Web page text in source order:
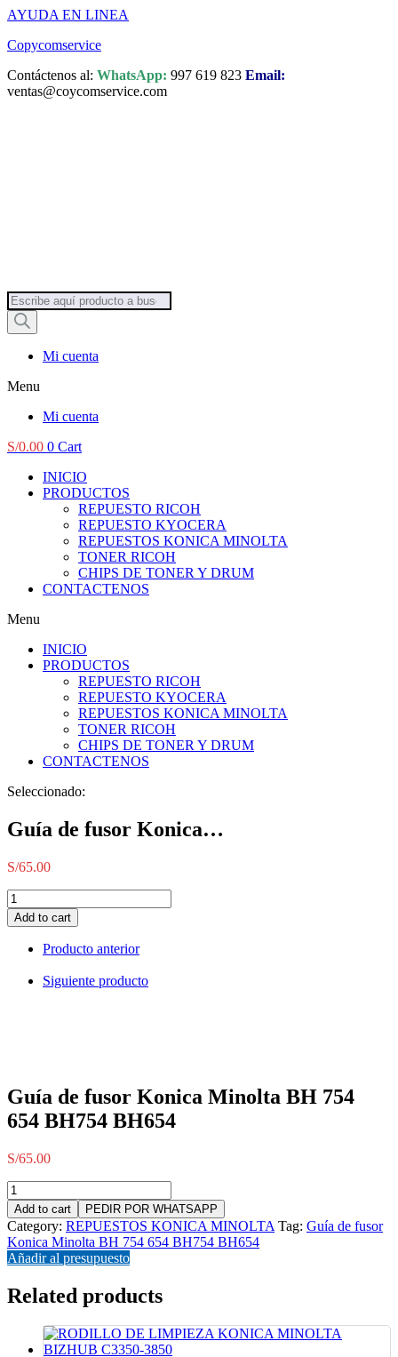
AYUDA EN LINEA
Saltar
contenido
Copycomservice
Contáctenos al: WhatsApp: 997 619 823 Email:
ventas@coycomservice.com
Búsqueda
de
productos
Mi cuenta
Menu
Mi cuenta
S/0.00 0 Cart
INICIO
PRODUCTOS
REPUESTO RICOH
REPUESTO KYOCERA
REPUESTOS KONICA MINOLTA
TONER RICOH
CHIPS DE TONER Y DRUM
CONTACTENOS
Menu
INICIO
PRODUCTOS
REPUESTO RICOH
REPUESTO KYOCERA
REPUESTOS KONICA MINOLTA
TONER RICOH
CHIPS DE TONER Y DRUM
CONTACTENOS
Seleccionado:
Guía de fusor Konica…
S/65.00
Guía
de
fusor
Konica
Minolta
Add to cart
Producto anterior
Siguiente producto
Guía de fusor Konica Minolta BH 754
654 BH754 BH654
S/65.00
Guía
de
fusor
Konica
Minolta
BH
654
BH654
quantity
Add to cart PEDIR POR WHATSAPP
Category: REPUESTOS KONICA MINOLTA Tag: Guía de fusor
Konica Minolta BH 754 654 BH754 BH654
Añadir al presupuesto
Related products